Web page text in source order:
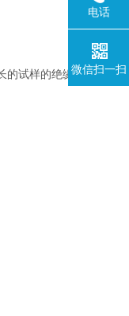
的试样的绝缘
电话
微信扫一扫